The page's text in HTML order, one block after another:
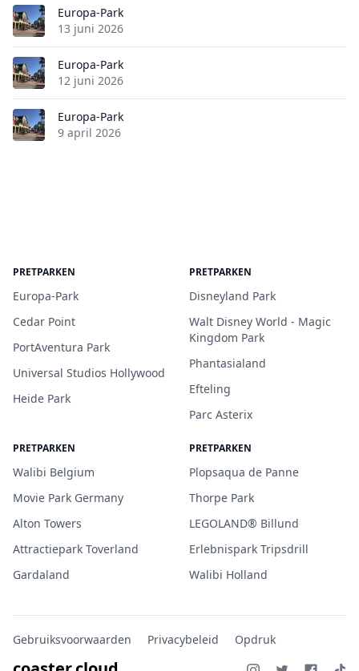
Europa-Park
13 juni 2026
Europa-Park
12 juni 2026
Europa-Park
9 april 2026
PRETPARKEN
Europa-Park
Cedar Point
PortAventura Park
Universal Studios Hollywood
Heide Park
PRETPARKEN
Disneyland Park
Walt Disney World - Magic
Kingdom Park
Phantasialand
Efteling
Parc Asterix
PRETPARKEN
Walibi Belgium
Movie Park Germany
Alton Towers
Attractiepark Toverland
Gardaland
PRETPARKEN
Plopsaqua de Panne
Thorpe Park
LEGOLAND® Billund
Erlebnispark Tripsdrill
Walibi Holland
Gebruiksvoorwaarden Privacybeleid Opdruk